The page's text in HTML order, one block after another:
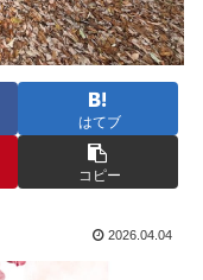
はてブ
コピー
2026.04.04